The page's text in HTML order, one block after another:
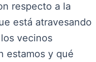
respecto a la
está atravesando
vecinos
estamos y qué